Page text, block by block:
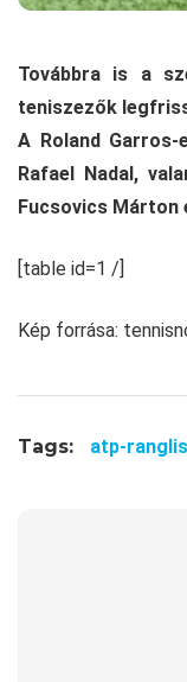
Továbbra is a
teniszezők
A Roland
Rafael Nadal,
Fucsovics Márton
[table id=1 /]
Kép forrása:
Tags: atp-